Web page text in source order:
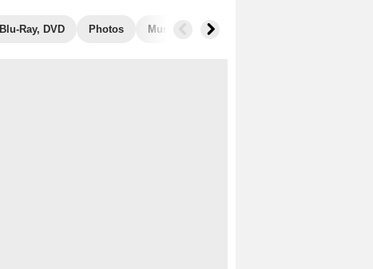
Blu-Ray, DVD Photos Musique Films similaires